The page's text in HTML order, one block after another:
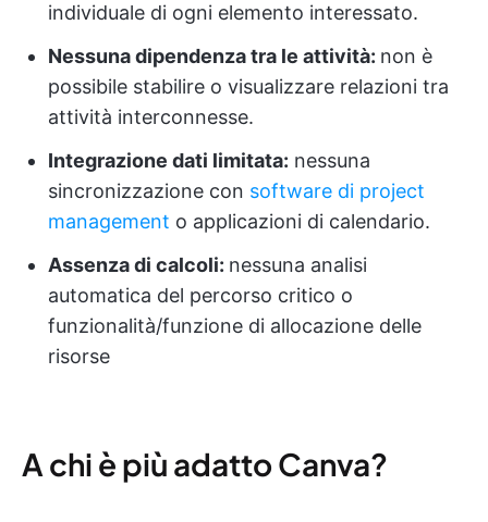
individuale di ogni elemento interessato.
Nessuna dipendenza tra le attività: non è
possibile stabilire o visualizzare relazioni tra
attività interconnesse.
Integrazione dati limitata: nessuna
sincronizzazione con software di project
management o applicazioni di calendario.
Assenza di calcoli: nessuna analisi
automatica del percorso critico o
funzionalità/funzione di allocazione delle
risorse
A chi è più adatto Canva?